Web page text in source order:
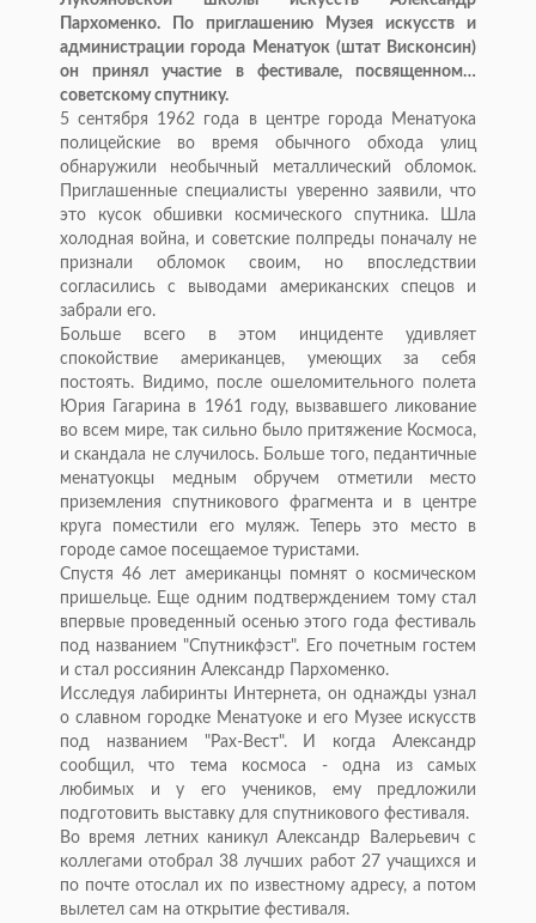
Пархоменко. По приглашению Музея искусств и
администрации города Менатуок (штат Висконсин)
он принял участие в фестивале, посвященном…
советскому спутнику.
5 сентября 1962 года в центре города Менатуока
полицейские во время обычного обхода улиц
обнаружили необычный металлический обломок.
Приглашенные специалисты уверенно заявили, что
это кусок обшивки космического спутника. Шла
холодная война, и советские полпреды поначалу не
признали обломок своим, но впоследствии
согласились с выводами американских спецов и
забрали его.
Больше всего в этом инциденте удивляет
спокойствие американцев, умеющих за себя
постоять. Видимо, после ошеломительного полета
Юрия Гагарина в 1961 году, вызвавшего ликование
во всем мире, так сильно было притяжение Космоса,
и скандала не случилось. Больше того, педантичные
менатуокцы медным обручем отметили место
приземления спутникового фрагмента и в центре
круга поместили его муляж. Теперь это место в
городе самое посещаемое туристами.
Спустя 46 лет американцы помнят о космическом
пришельце. Еще одним подтверждением тому стал
впервые проведенный осенью этого года фестиваль
под названием "Спутникфэст". Его почетным гостем
и стал россиянин Александр Пархоменко.
Исследуя лабиринты Интернета, он однажды узнал
о славном городке Менатуоке и его Музее искусств
под названием "Рах-Вест". И когда Александр
сообщил, что тема космоса - одна из самых
любимых и у его учеников, ему предложили
подготовить выставку для спутникового фестиваля.
Во время летних каникул Александр Валерьевич с
коллегами отобрал 38 лучших работ 27 учащихся и
по почте отослал их по известному адресу, а потом
вылетел сам на открытие фестиваля.